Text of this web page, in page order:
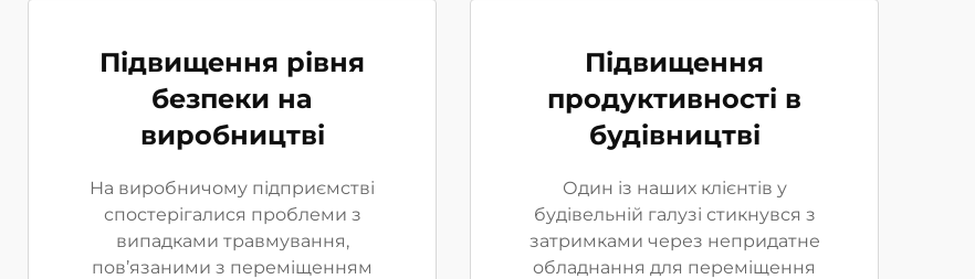
Підвищення рівня
безпеки на
виробництві
На виробничому підприємстві
спостерігалися проблеми з
випадками травмування,
пов’язаними з переміщенням
Підвищення
продуктивності в
будівництві
Один із наших клієнтів у
будівельній галузі стикнувся з
затримками через непридатне
обладнання для переміщення